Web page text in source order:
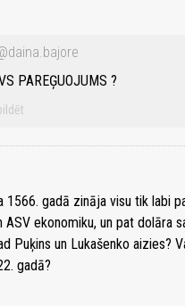
PAREĢUOJUMS ?
1566. gadā zināja visu tik labi
ekonomiku, un pat dolāra
Puķins un Lukašenko aizies?
gadā?